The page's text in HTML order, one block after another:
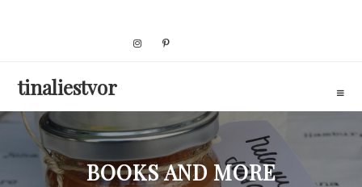
tinaliestvor
BOOKS AND MORE